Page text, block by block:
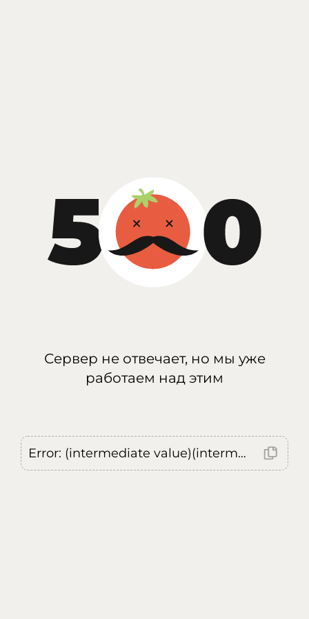
Сервер не отвечает, но мы уже
работаем над этим
Error: (intermediate value)(intermediate value)(intermediate value).replaceAll is not a function